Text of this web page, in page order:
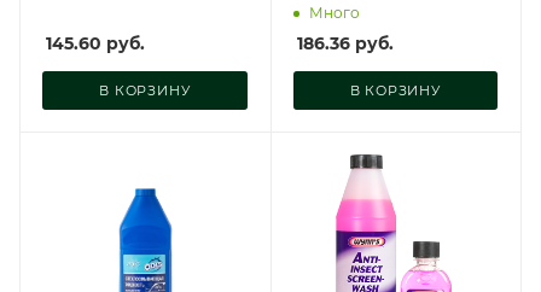
145.60 руб.
В КОРЗИНУ
Много
186.36руб.
В КОРЗИНУ